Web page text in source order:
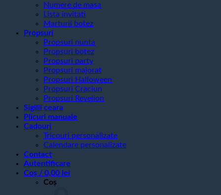
Numere de masa
Lista invitati
Marturii botez
Propsuri
Propsuri nunta
Propsuri botez
Propsuri party
Propsuri majorat
Propsuri Halloween
Propsuri Craciun
Propsuri Revelion
Sigilii ceara
Plicuri manuale
Cadouri
Tricouri personalizate
Calendare personalizate
Contact
Autentificare
Coș / 0,00 lei
Coș